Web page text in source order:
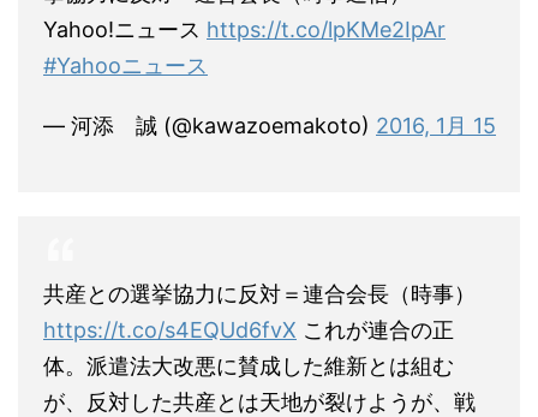
Yahoo!ニュース https://t.co/lpKMe2IpAr
#Yahooニュース
— 河添 誠 (@kawazoemakoto) 2016, 1月 15
共産との選挙協力に反対＝連合会長（時事）
https://t.co/s4EQUd6fvX これが連合の正
体。派遣法大改悪に賛成した維新とは組む
が、反対した共産とは天地が裂けようが、戦